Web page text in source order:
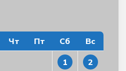
Чт Пт Сб Вс
1 2